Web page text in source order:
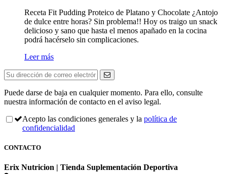
Receta Fit Pudding Proteico de Platano y Chocolate ¿Antojo
de dulce entre horas? Sin problema!! Hoy os traigo un snack
delicioso y sano que hasta el menos apañado en la cocina
podrá hacérselo sin complicaciones.
Leer más
Puede darse de baja en cualquier momento. Para ello, consulte
nuestra información de contacto en el aviso legal.
Acepto las condiciones generales y la política de
confidencialidad
CONTACTO
Erix Nutricion | Tienda Suplementación Deportiva